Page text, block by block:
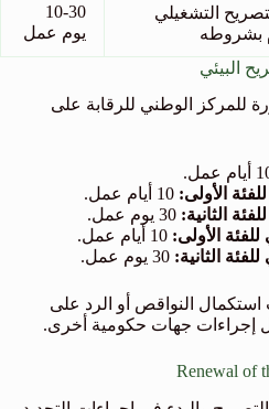
التشغيلي
بشروطه
10-30
يوم عمل
البيئي
للمركز الوطني للرقابة على
الأولى:
الثانية:
للفئة الأولى:
الثانية:
النواقص أو الرد على
إجراءات جهات حكومية أخرى.
Renewal of